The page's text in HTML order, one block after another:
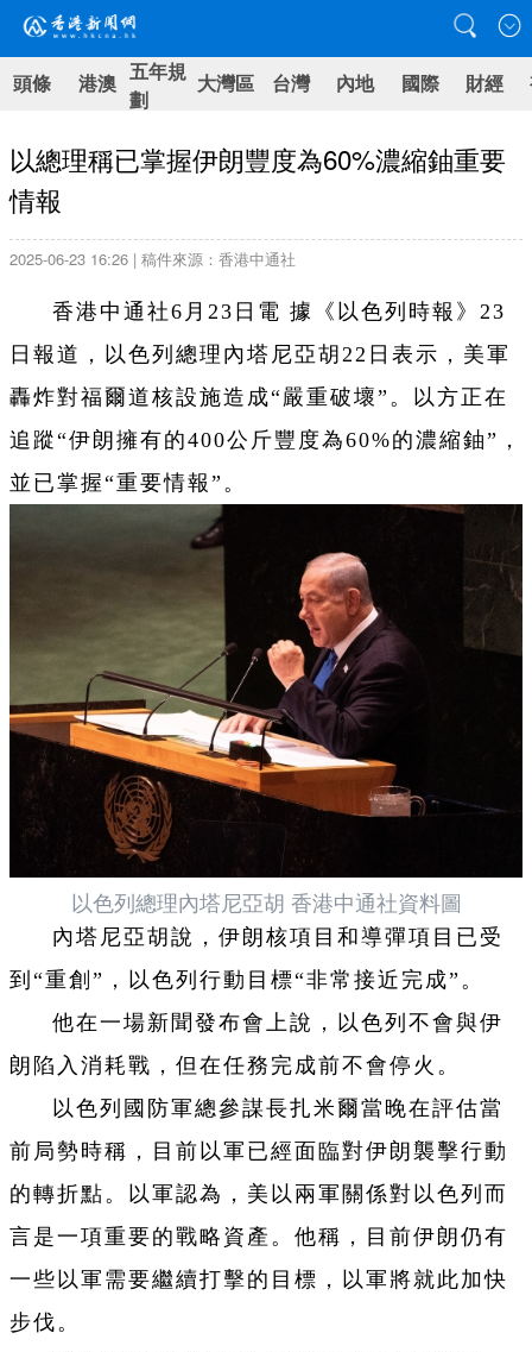
頭條 港澳 五年規
劃
大灣區 台灣 內地 國際 財經
以總理稱已掌握伊朗豐度為60%濃縮鈾重要
情報
2025-06-23 16:26 | 稿件來源：香港中通社
香港中通社6月23日電 據《以色列時報》23
日報道，以色列總理內塔尼亞胡22日表示，美軍
轟炸對福爾道核設施造成“嚴重破壞”。以方正在
追蹤“伊朗擁有的400公斤豐度為60%的濃縮鈾”，
並已掌握“重要情報”。
以色列總理內塔尼亞胡 香港中通社資料圖
內塔尼亞胡說，伊朗核項目和導彈項目已受
到“重創”，以色列行動目標“非常接近完成”。
他在一場新聞發布會上說，以色列不會與伊
朗陷入消耗戰，但在任務完成前不會停火。
以色列國防軍總參謀長扎米爾當晚在評估當
前局勢時稱，目前以軍已經面臨對伊朗襲擊行動
的轉折點。以軍認為，美以兩軍關係對以色列而
言是一項重要的戰略資產。他稱，目前伊朗仍有
一些以軍需要繼續打擊的目標，以軍將就此加快
步伐。